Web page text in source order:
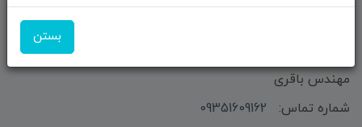
بستن
بازرگانی و فروش محصولات MSI ماتریکس - جناب آقای
مهندس باقری
شماره تماس:
09351609162